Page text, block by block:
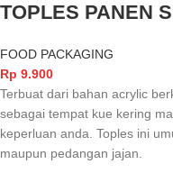
TOPLES PANEN
FOOD PACKAGING
Rp 9.900
Terbuat dari bahan acrylic
sebagai tempat kue kering
keperluan anda. Toples ini
maupun pedangan jajan.